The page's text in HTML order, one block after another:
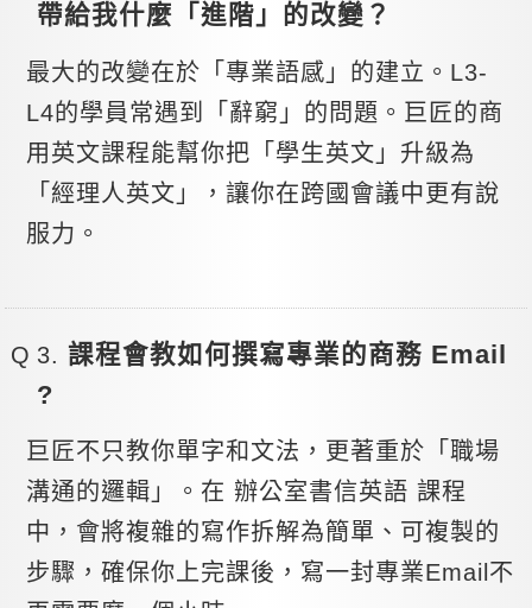
帶給我什麼「進階」的改變？
最大的改變在於「專業語感」的建立。L3-
L4的學員常遇到「辭窮」的問題。巨匠的商
用英文課程能幫你把「學生英文」升級為
「經理人英文」，讓你在跨國會議中更有說
服力。
課程會教如何撰寫專業的商務 Email
?
巨匠不只教你單字和文法，更著重於「職場
溝通的邏輯」。在 辦公室書信英語 課程
中，會將複雜的寫作拆解為簡單、可複製的
步驟，確保你上完課後，寫一封專業Email不